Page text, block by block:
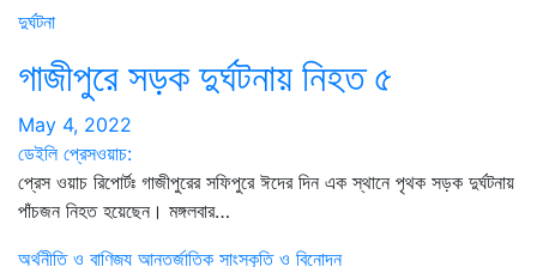
দুর্ঘটনা
গাজীপুরে সড়ক দুর্ঘটনায় নিহত ৫
May 4, 2022
ডেইলি প্রেসওয়াচ:
প্রেস ওয়াচ রিপোর্টঃ গাজীপুরের সফিপুরে ঈদের দিন এক স্থানে পৃথক সড়ক দুর্ঘটনায়
পাঁচজন নিহত হয়েছেন। মঙ্গলবার…
অর্থনীতি ও বাণিজ্য আন্তর্জাতিক সাংস্কৃতি ও বিনোদন